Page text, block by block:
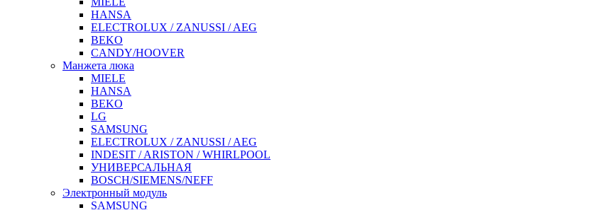
HANSA
ELECTROLUX / ZANUSSI / AEG
BEKO
CANDY/HOOVER
Манжета люка
MIELE
HANSA
BEKO
LG
SAMSUNG
ELECTROLUX / ZANUSSI / AEG
INDESIT / ARISTON / WHIRLPOOL
УНИВЕРСАЛЬНАЯ
BOSCH/SIEMENS/NEFF
Электронный модуль
SAMSUNG